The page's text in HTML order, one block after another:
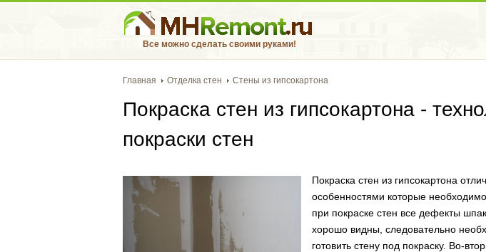
Все можно сделать своими руками!
Главная Отделка стен Стены из гипсокартона
Покраска стен из гипсокартона -
покраски стен
Покраска стен из гипсокартона
особенностями которые
при покраске стен все дефекты
хорошо видны, следовательно
готовить стену под покраску. Во-